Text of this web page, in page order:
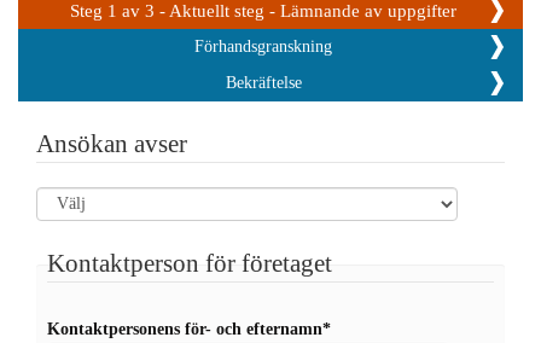
Steg 1 av 3 - Aktuellt steg - Lämnande av uppgifter
Förhandsgranskning
Bekräftelse
Ansökan avser
Kontaktperson för företaget
Kontaktpersonens för- och efternamn*